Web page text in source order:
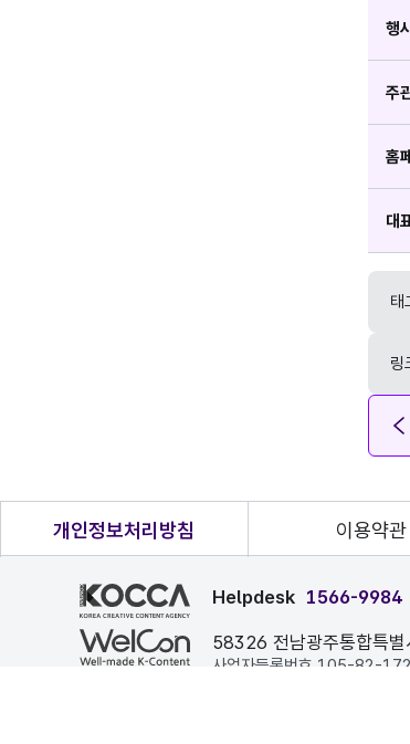
행
주
홈
대
태
링
개인정보처리방침 이용약관
Helpdesk 1566-9984
58326 전남광주통합특
사업자등록번호 105-82-